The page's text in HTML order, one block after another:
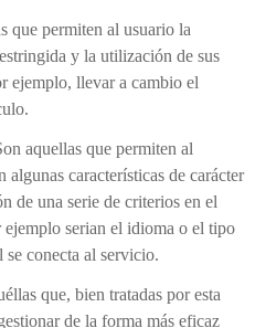
que permiten al usuario la
y la utilización de sus
ejemplo, llevar a cambio el
aquellas que permiten al
características de carácter
de una serie de criterios en el
serian el idioma o el tipo
se conecta al servicio.
que, bien tratadas por esta
de la forma más eficaz